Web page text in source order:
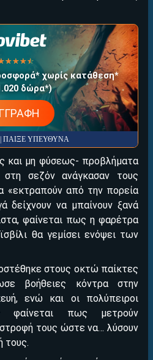
χωρίς κατάθεση*
δώρα*)
| ΠΑΙΞΕ ΥΠΕΥΘΥΝΑ
και μη φύσεως- προβλήματα
σεζόν ανάγκασαν τους
«εκτραπούν από την πορεία
δείχνουν να μπαίνουν ξανά
φαίνεται πως η φαρέτρα
θα γεμίσει ενόψει των
στους οκτώ παίκτες
βοήθειες κόντρα στην
ενώ και οι πολύπειροι
φαίνεται πως μετρούν
τους ώστε να… λύσουν
τους.